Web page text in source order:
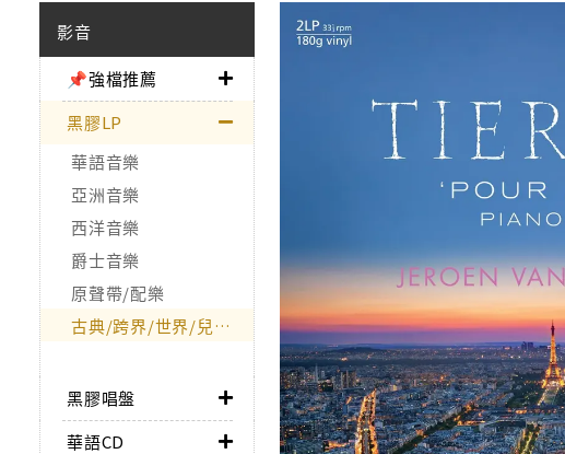
影音
📌強檔推薦
黑膠LP
華語音樂
亞洲音樂
西洋音樂
爵士音樂
原聲帶/配樂
古典/跨界/世界/兒童/非音樂類
黑膠唱盤
華語CD